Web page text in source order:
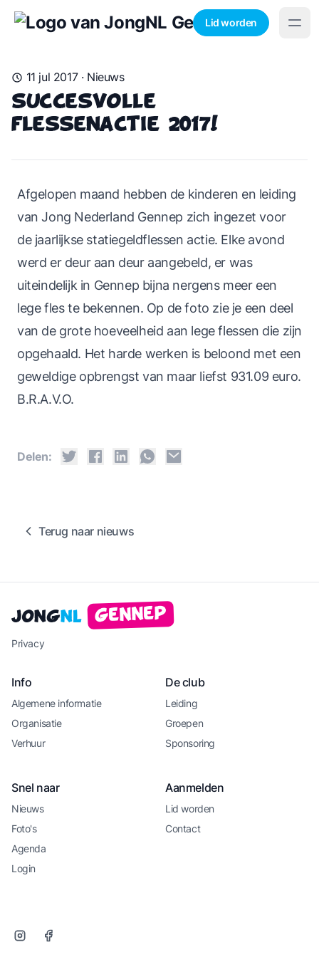
Lid worden
11 jul 2017· Nieuws
Succesvolle
flessenactie 2017!
Afgelopen maand hebben de kinderen en leiding
van Jong Nederland Gennep zich ingezet voor
de jaarlijkse statiegeldflessen actie. Elke avond
werd er deur aan deur aangebeld, er was
uiteindelijk in Gennep bijna nergens meer een
lege fles te bekennen. Op de foto zie je een deel
van de grote hoeveelheid aan lege flessen die zijn
opgehaald. Het harde werken is beloond met een
geweldige opbrengst van maar liefst 931.09 euro.
B.R.A.V.O.
Delen:
Terug naar nieuws
JongNL Gennep
Privacy
Info
Algemene informatie
Organisatie
Verhuur
De club
Leiding
Groepen
Sponsoring
Snel naar
Nieuws
Foto's
Agenda
Login
Aanmelden
Lid worden
Contact